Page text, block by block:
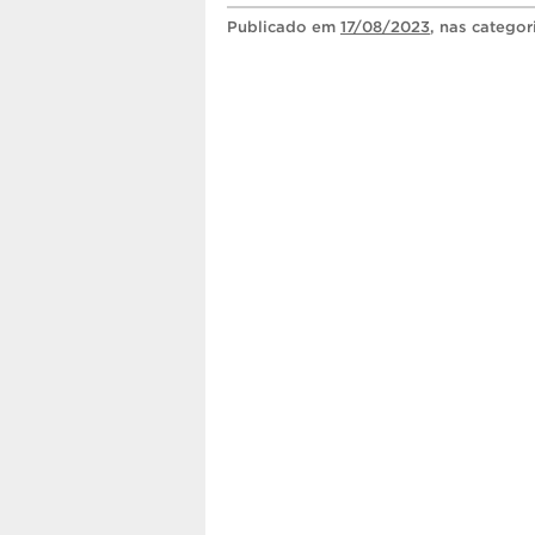
Publicado em 17/08/2023, nas